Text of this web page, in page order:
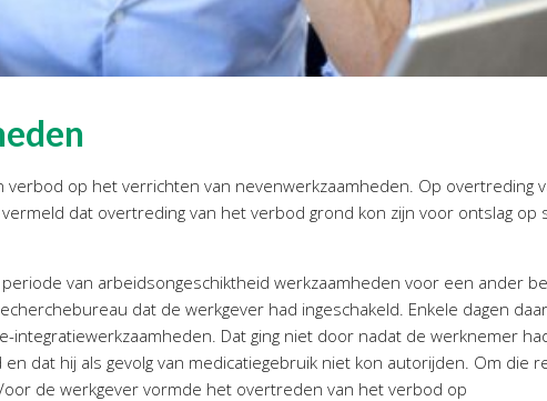
op het verrichten van nevenwerkzaamheden. Op overtreding
dat overtreding van het verbod grond kon zijn voor ontslag op
van arbeidsongeschiktheid werkzaamheden voor een ander
dat de werkgever had ingeschakeld. Enkele dagen
Dat ging niet door nadat de werknemer
dat hij als gevolg van medicatiegebruik niet kon autorijden. Om die
de werkgever vormde het overtreden van het verbod op